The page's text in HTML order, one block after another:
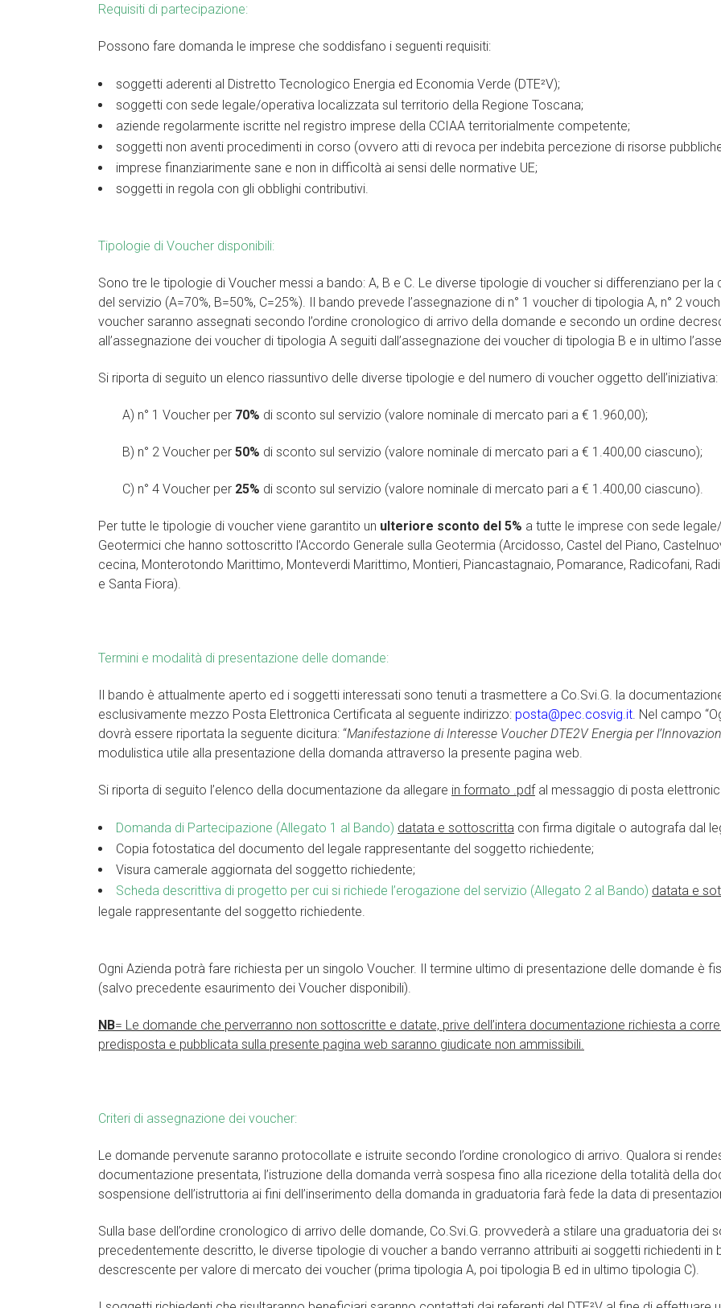
Requisiti di partecipazione:
Possono fare domanda le imprese che soddisfano i seguenti requisiti:
soggetti aderenti al Distretto Tecnologico Energia ed Economia Verde (DTE²V);
soggetti con sede legale/operativa localizzata sul territorio della Regione Toscana;
aziende regolarmente iscritte nel registro imprese della CCIAA territorialmente competente;
soggetti non aventi procedimenti in corso (ovvero atti di revoca per indebita percezione di risorse
imprese finanziarimente sane e non in difficoltà ai sensi delle normative UE;
soggetti in regola con gli obblighi contributivi.
Tipologie di Voucher disponibili:
Sono tre le tipologie di Voucher messi a bando: A, B e C. Le diverse tipologie di voucher si differenziano per
del servizio (A=70%, B=50%, C=25%). Il bando prevede l’assegnazione di n° 1 voucher di tipologia A, n° 2
voucher saranno assegnati secondo l’ordine cronologico di arrivo della domande e secondo un ordine
all’assegnazione dei voucher di tipologia A seguiti dall’assegnazione dei voucher di tipologia B e in ultimo
Si riporta di seguito un elenco riassuntivo delle diverse tipologie e del numero di voucher oggetto dell’iniziativa:
A) n° 1 Voucher per 70% di sconto sul servizio (valore nominale di mercato pari a € 1.960,00);
B) n° 2 Voucher per 50% di sconto sul servizio (valore nominale di mercato pari a € 1.400,00 ciascuno);
C) n° 4 Voucher per 25% di sconto sul servizio (valore nominale di mercato pari a € 1.400,00 ciascuno).
Per tutte le tipologie di voucher viene garantito un ulteriore sconto del 5% a tutte le imprese con sede
Geotermici che hanno sottoscritto l’Accordo Generale sulla Geotermia (Arcidosso, Castel del Piano,
cecina, Monterotondo Marittimo, Monteverdi Marittimo, Montieri, Piancastagnaio, Pomarance, Radicofani,
e Santa Fiora).
Termini e modalità di presentazione delle domande:
Il bando è attualmente aperto ed i soggetti interessati sono tenuti a trasmettere a Co.Svi.G. la
esclusivamente mezzo Posta Elettronica Certificata al seguente indirizzo: posta@pec.cosvig.it. Nel campo
dovrà essere riportata la seguente dicitura: “Manifestazione di Interesse Voucher DTE2V Energia per
modulistica utile alla presentazione della domanda attraverso la presente pagina web.
Si riporta di seguito l’elenco della documentazione da allegare in formato .pdfal messaggio di posta
Domanda di Partecipazione (Allegato 1 al Bando) datata e sottoscritta con firma digitale o autografa dal
Copia fotostatica del documento del legale rappresentante del soggetto richiedente;
Visura camerale aggiornata del soggetto richiedente;
Scheda descrittiva di progetto per cui si richiede l’erogazione del servizio (Allegato 2 al Bando) datata e
legale rappresentante del soggetto richiedente.
Ogni Azienda potrà fare richiesta per un singolo Voucher. Il termine ultimo di presentazione delle domande è
(salvo precedente esaurimento dei Voucher disponibili).
NB= Le domande che perverranno non sottoscritte e datate, prive dell’intera documentazione richiesta a
predisposta e pubblicata sulla presente pagina web saranno giudicate non ammissibili.
Criteri di assegnazione dei voucher:
Le domande pervenute saranno protocollate e istruite secondo l’ordine cronologico di arrivo. Qualora si
documentazione presentata, l’istruzione della domanda verrà sospesa fino alla ricezione della totalità della
sospensione dell’istruttoria ai fini dell’inserimento della domanda in graduatoria farà fede la data di
Sulla base dell’ordine cronologico di arrivo delle domande, Co.Svi.G. provvederà a stilare una graduatoria dei
precedentemente descritto, le diverse tipologie di voucher a bando verranno attribuiti ai soggetti richiedenti in
descrescente per valore di mercato dei voucher (prima tipologia A, poi tipologia B ed in ultimo tipologia C).